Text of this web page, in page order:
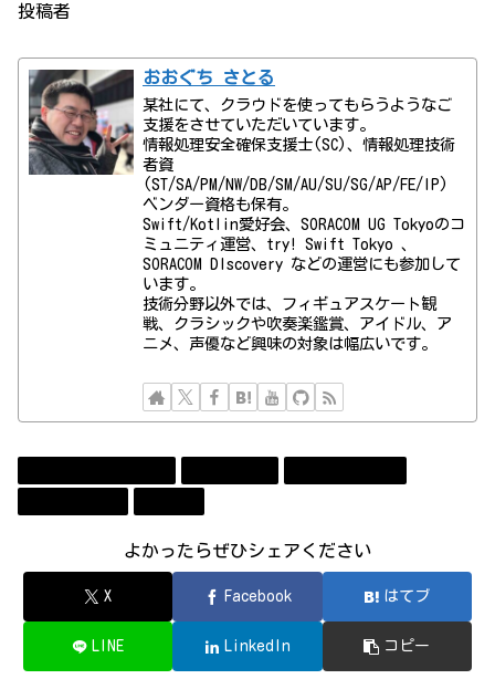
投稿者
おおぐち さとる
某社にて、クラウドを使ってもらうようなご
支援をさせていただいています。
情報処理安全確保支援士(SC)、情報処理技術
者資
(ST/SA/PM/NW/DB/SM/AU/SU/SG/AP/FE/IP)
ベンダー資格も保有。
Swift/Kotlin愛好会、SORACOM UG Tokyoのコ
ミュニティ運営、try! Swift Tokyo 、
SORACOM DIscovery などの運営にも参加して
います。
技術分野以外では、フィギュアスケート観
戦、クラシックや吹奏楽鑑賞、アイドル、ア
ニメ、声優など興味の対象は幅広いです。
よかったらぜひシェアください
X Facebook はてブ
LINE LinkedIn コピー